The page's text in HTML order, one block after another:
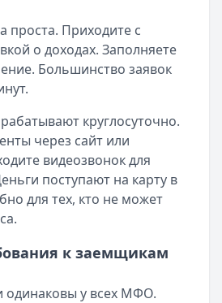
проста. Приходите с
о доходах. Заполняете
Большинство заявок
круглосуточно.
через сайт или
видеозвонок для
поступают на карту в
для тех, кто не может
к заемщикам
одинаковы у всех МФО.